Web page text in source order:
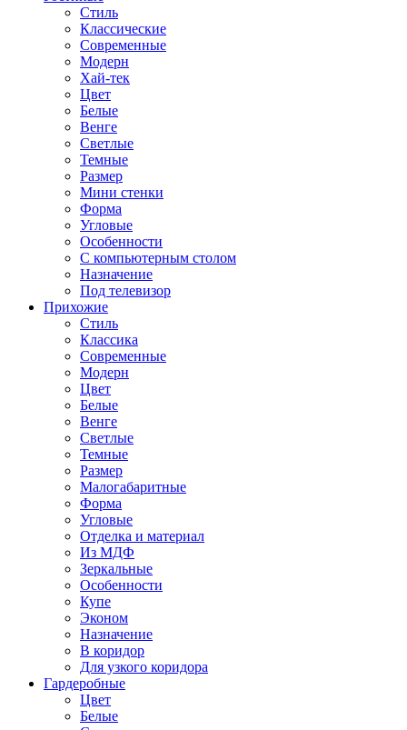
Стиль
Классические
Современные
Модерн
Хай-тек
Цвет
Белые
Венге
Светлые
Темные
Размер
Мини стенки
Форма
Угловые
Особенности
С компьютерным столом
Назначение
Под телевизор
Прихожие
Стиль
Классика
Современные
Модерн
Цвет
Белые
Венге
Светлые
Темные
Размер
Малогабаритные
Форма
Угловые
Отделка и материал
Из МДФ
Зеркальные
Особенности
Купе
Эконом
Назначение
В коридор
Для узкого коридора
Гардеробные
Цвет
Белые